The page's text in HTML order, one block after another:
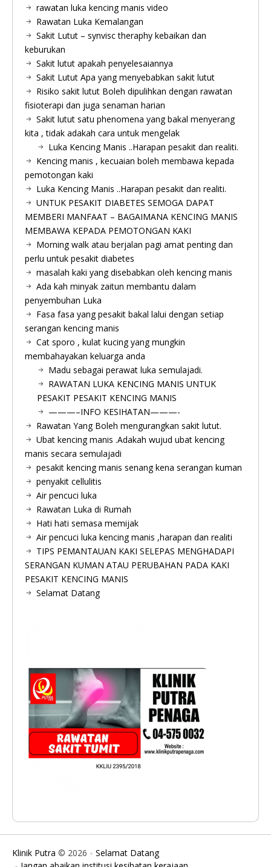
rawatan luka kencing manis video
Rawatan Luka Kemalangan
Sakit Lutut – synvisc theraphy kebaikan dan
keburukan
Sakit lutut apakah penyelesaiannya
Sakit Lutut Apa yang menyebabkan sakit lutut
Risiko sakit lutut Boleh dipulihkan dengan rawatan
fisioterapi dan juga senaman harian
Sakit lutut satu phenomena yang bakal menyerang
kita , tidak adakah cara untuk mengelak
Luka Kencing Manis ..Harapan pesakit dan realiti.
Kencing manis , kecuaian boleh membawa kepada
pemotongan kaki
Luka Kencing Manis ..Harapan pesakit dan realiti.
UNTUK PESAKIT DIABETES SEMOGA DAPAT
MEMBERI MANFAAT – BAGAIMANA KENCING MANIS
MEMBAWA KEPADA PEMOTONGAN KAKI
Morning walk atau berjalan pagi amat penting dan
perlu untuk pesakit diabetes
masalah kaki yang disebabkan oleh kencing manis
Ada kah minyak zaitun membantu dalam
penyembuhan Luka
Fasa fasa yang pesakit bakal lalui dengan setiap
serangan kencing manis
Cat sporo , kulat kucing yang mungkin
membahayakan keluarga anda
Madu sebagai perawat luka semulajadi.
RAWATAN LUKA KENCING MANIS UNTUK
PESAKIT PESAKIT KENCING MANIS
———–INFO KESIHATAN———-
Rawatan Yang Boleh mengurangkan sakit lutut.
Ubat kencing manis .Adakah wujud ubat kencing
manis secara semulajadi
pesakit kencing manis senang kena serangan kuman
penyakit cellulitis
Air pencuci luka
Rawatan Luka di Rumah
Hati hati semasa memijak
Air pencuci luka kencing manis ,harapan dan realiti
TIPS PEMANTAUAN KAKI SELEPAS MENGHADAPI
SERANGAN KUMAN ATAU PERUBAHAN PADA KAKI
PESAKIT KENCING MANIS
Selamat Datang
Klinik Putra © 2026
Selamat Datang